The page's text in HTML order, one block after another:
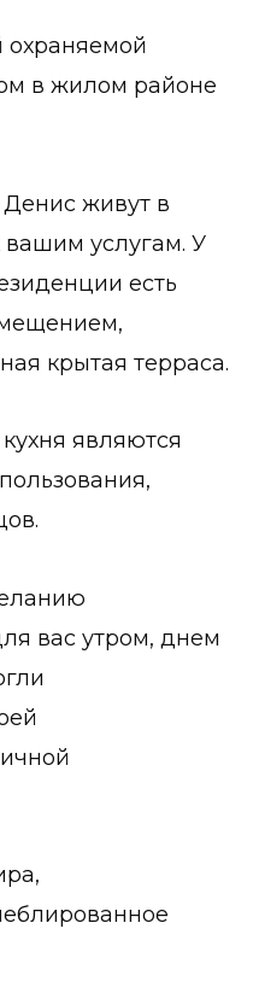
охраняемой
в жилом районе
живут в
вашим услугам. У
есть
крытая терраса.
являются
вас утром, днем